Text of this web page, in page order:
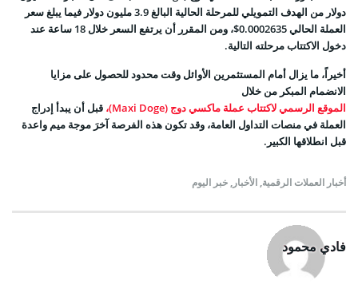
دولار من الهدف التمويلي للمرحلة الحالية البالغ 3.9 مليون دولار فيما يبلغ سعر
العملة الحالي 0.0002635$، ومن المقرر أن يرتفع السعر خلال 18 ساعة عند
دخول الاكتتاب مرحلته التالية.
أخيراً، ما يزال أمام المستثمرين الأوائل وقت محدود للحصول على مزايا
الانضمام المبكر من خلال
الموقع الرسمي لاكتتاب عملة ماكسي دوج (Maxi Doge)،
قبل أن يبدأ إدراج
العملة في منصات التداول العامة، وقد تكون هذه الفرصة آخرَ موجة ميم واعدة
قبل انطلاقها الكبير.
أخبار العملات الرقمية, الأخبار, خبر اليوم
فادي محمود